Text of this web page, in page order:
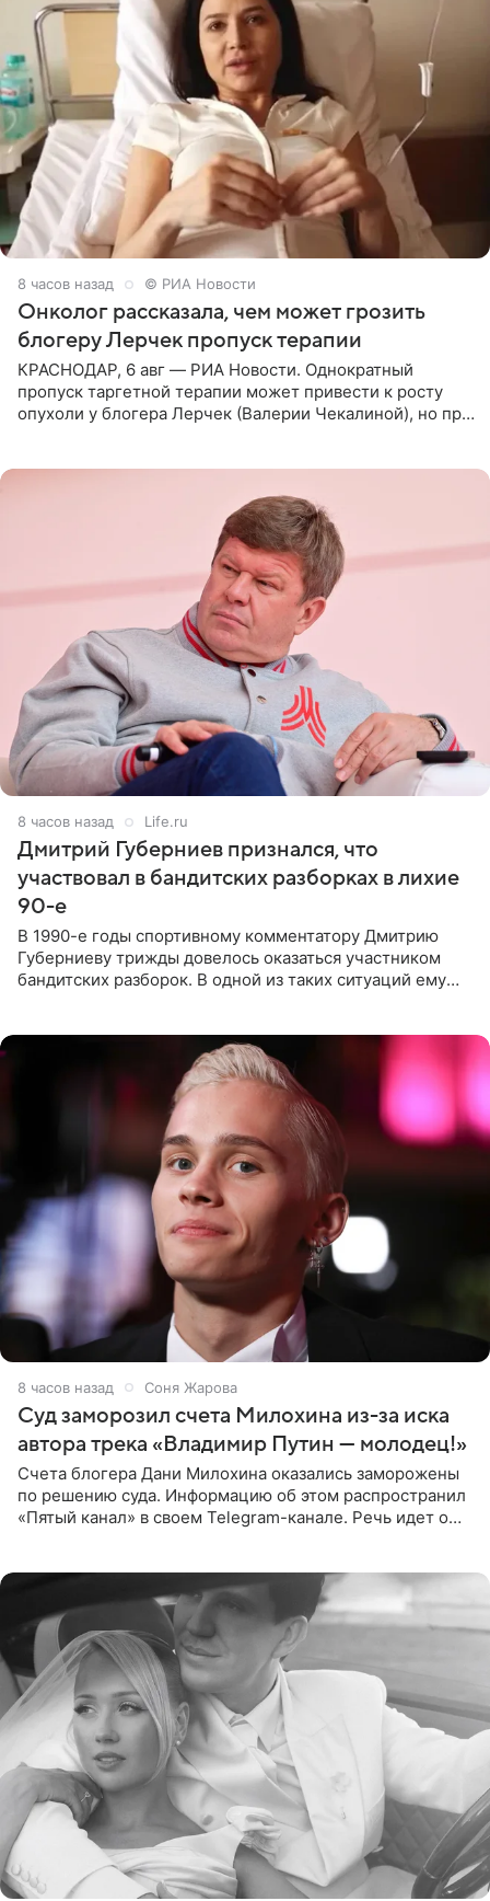
8 часов назад © РИА Новости
Онколог рассказала, чем может грозить
блогеру Лерчек пропуск терапии
КРАСНОДАР, 6 авг — РИА Новости. Однократный
пропуск таргетной терапии может привести к росту
опухоли у блогера Лерчек (Валерии Чекалиной), но при
8 часов назад Life.ru
Дмитрий Губерниев признался, что
участвовал в бандитских разборках в лихие
90-е
В 1990-е годы спортивному комментатору Дмитрию
Губерниеву трижды довелось оказаться участником
бандитских разборок. В одной из таких ситуаций ему
8 часов назад Соня Жарова
Суд заморозил счета Милохина из-за иска
автора трека «Владимир Путин — молодец!»
Счета блогера Дани Милохина оказались заморожены
по решению суда. Информацию об этом распространил
«Пятый канал» в своем Telegram-канале. Речь идет о